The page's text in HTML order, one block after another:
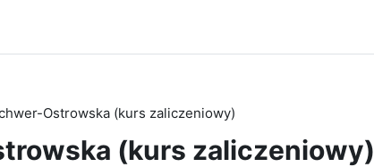
Ostrowska (kurs zaliczeniowy)
(kurs zaliczeniowy)